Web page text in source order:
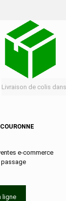
Livraison de colis
e‑commerce
passage
ligne